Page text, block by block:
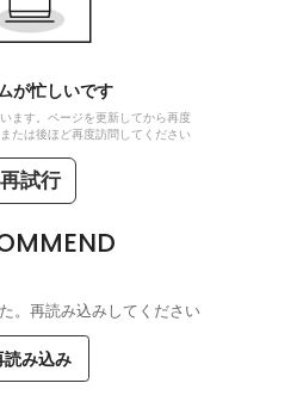
が忙しいです
ます。ページを更新してから再度
たは後ほど再度訪問してください
再試行
。再読み込みしてください
読み込み